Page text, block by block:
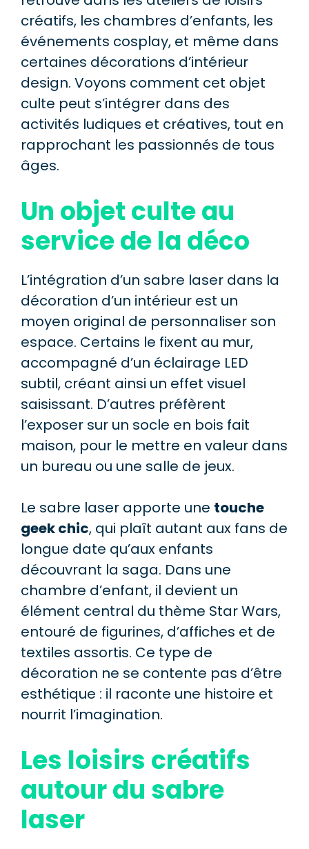
créatifs, les chambres d’enfants, les
événements cosplay, et même dans
certaines décorations d’intérieur
design. Voyons comment cet objet
culte peut s’intégrer dans des
activités ludiques et créatives, tout en
rapprochant les passionnés de tous
âges.
Un objet culte au
service de la déco
L’intégration d’un sabre laser dans la
décoration d’un intérieur est un
moyen original de personnaliser son
espace. Certains le fixent au mur,
accompagné d’un éclairage LED
subtil, créant ainsi un effet visuel
saisissant. D’autres préfèrent
l’exposer sur un socle en bois fait
maison, pour le mettre en valeur dans
un bureau ou une salle de jeux.
Le sabre laser apporte une touche
geek chic, qui plaît autant aux fans de
longue date qu’aux enfants
découvrant la saga. Dans une
chambre d’enfant, il devient un
élément central du thème Star Wars,
entouré de figurines, d’affiches et de
textiles assortis. Ce type de
décoration ne se contente pas d’être
esthétique : il raconte une histoire et
nourrit l’imagination.
Les loisirs créatifs
autour du sabre
laser